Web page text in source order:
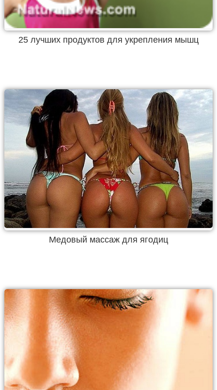
25 лучших продуктов для укрепления мышц
Медовый массаж для ягодиц